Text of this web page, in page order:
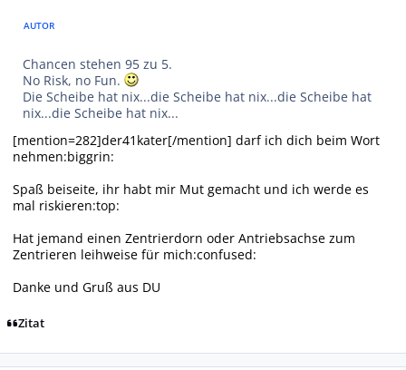
AUTOR
Chancen stehen 95 zu 5.
No Risk, no Fun.
Die Scheibe hat nix...die Scheibe hat nix...die Scheibe hat
nix...die Scheibe hat nix...
[mention=282]der41kater[/mention] darf ich dich beim Wort
nehmen:biggrin:
Spaß beiseite, ihr habt mir Mut gemacht und ich werde es
mal riskieren:top:
Hat jemand einen Zentrierdorn oder Antriebsachse zum
Zentrieren leihweise für mich:confused:
Danke und Gruß aus DU
Zitat